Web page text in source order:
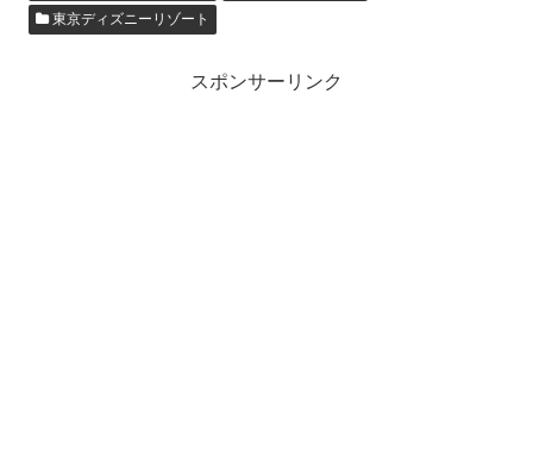
東京ディズニーリゾート
スポンサーリンク